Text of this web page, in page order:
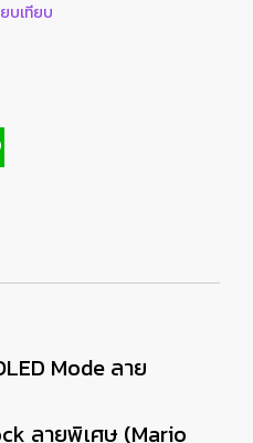
บเทียบ
Mode ลาย
ลายพิเศษ (Mario